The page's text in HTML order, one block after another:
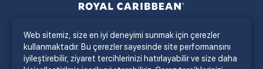
Web sitemiz, size en iyi deneyimi sunmak için çerezler
kullanmaktadır. Bu çerezler sayesinde site performansını
iyileştirebilir, ziyaret tercihlerinizi hatırlayabilir ve size daha